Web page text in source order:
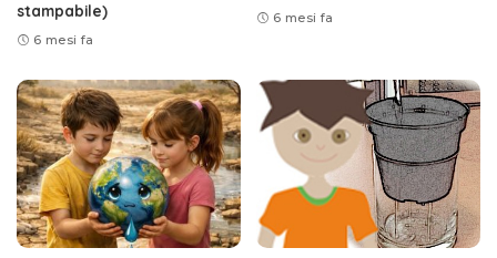
stampabile)
6 mesi fa
6 mesi fa